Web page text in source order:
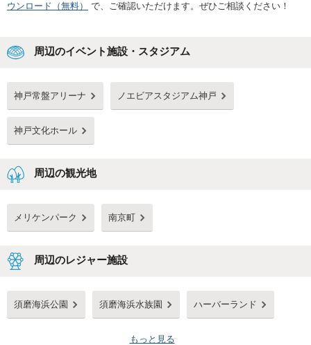
ウンロード（無料）
で、ご確認いただけます。ぜひご相談ください！
周辺のイベント施設・スタジアム
神戸常盤アリーナ ノエビアスタジアム神戸
神戸文化ホール
周辺の観光地
メリケンパーク 南京町
周辺のレジャー施設
須磨海浜公園 須磨海浜水族園 ハーバーランド
もっと見る